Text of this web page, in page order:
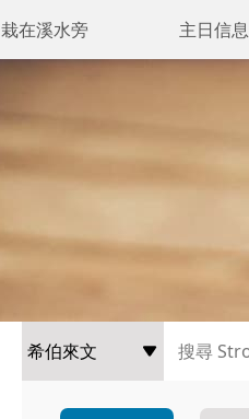
栽在溪水旁 主日信息